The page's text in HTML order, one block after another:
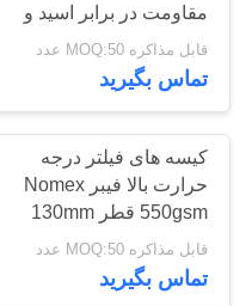
کیسه فیلتر PTFE
45
مقاومت در برابر اسید و
قلیات و مدت طولانی در
استخراج سیمان معدن و
گرد و غبار صنعتی طراحی
قابل مذاکره MOQ:50 عدد
تماس بگیرید
کیسه های فیلتر درجه
حرارت بالا فیبر Nomex
550gsm قطر 130mm
طول 6000mm برای
کاربردهای جمع آوری گرد و
غبار صنعتی
قابل مذاکره MOQ:50 عدد
تماس بگیرید